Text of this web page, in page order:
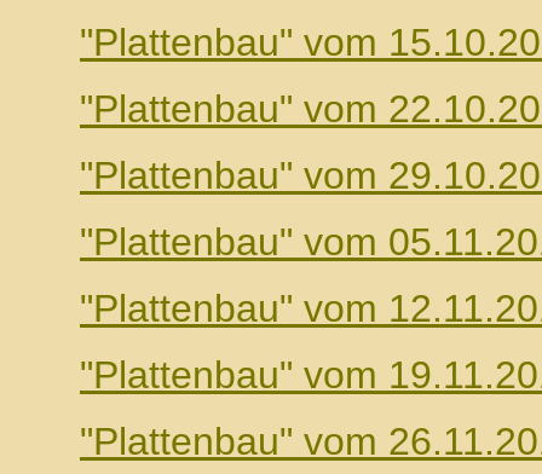
"Plattenbau" vom
"Plattenbau" vom
"Plattenbau" vom
"Plattenbau" vom
"Plattenbau" vom
"Plattenbau" vom
"Plattenbau" vom